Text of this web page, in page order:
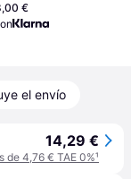
€
el envío
14,29 €
de 4,76 € TAE 0%¹